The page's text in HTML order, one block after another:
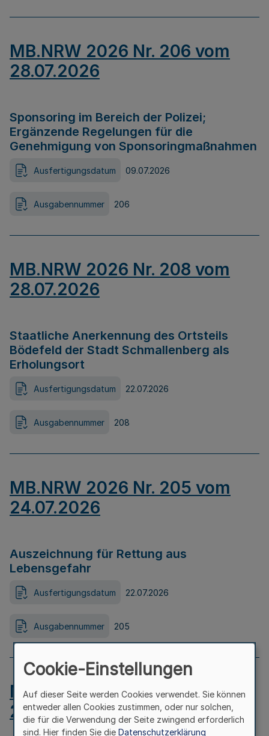
MB.NRW 2026 Nr. 206 vom
28.07.2026
Sponsoring im Bereich der Polizei;
Ergänzende Regelungen für die
Genehmigung von Sponsoringmaßnahmen
Ausfertigungsdatum 09.07.2026
Ausgabennummer 206
MB.NRW 2026 Nr. 208 vom
28.07.2026
Staatliche Anerkennung des Ortsteils
Bödefeld der Stadt Schmallenberg als
Erholungsort
Ausfertigungsdatum 22.07.2026
Ausgabennummer 208
MB.NRW 2026 Nr. 205 vom
24.07.2026
Auszeichnung für Rettung aus
Lebensgefahr
Ausfertigungsdatum 22.07.2026
Ausgabennummer 205
MB.NRW 2026 Nr. 204 vom
24.07.2026
Cookie-Einstellungen
Auf dieser Seite werden Cookies verwendet. Sie können
entweder allen Cookies zustimmen, oder nur solchen,
die für die Verwendung der Seite zwingend erforderlich
sind. Hier finden Sie die Datenschutzerklärung